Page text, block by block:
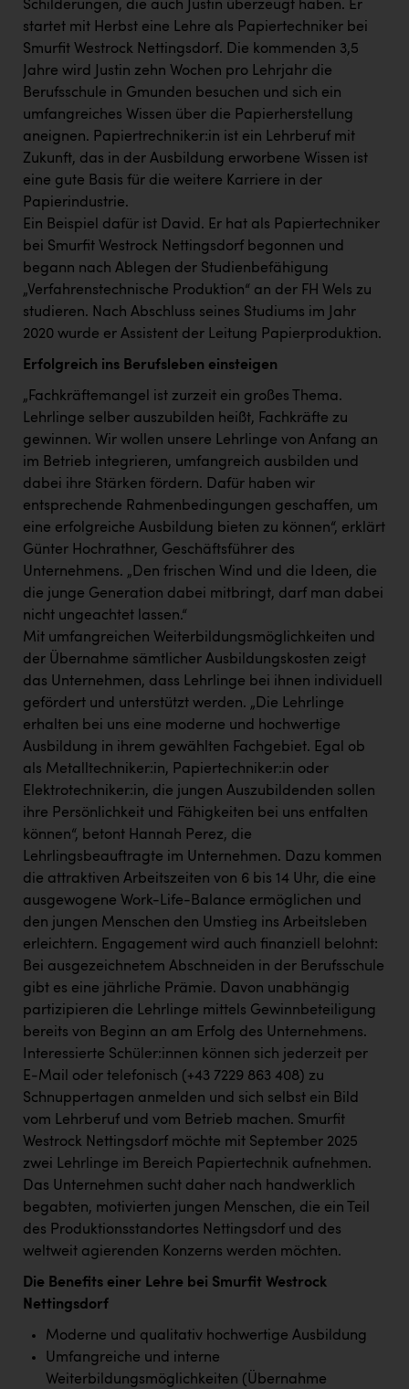
TCL
TRAILOMAT & Cycling Austria
VERITAS
Vier Diamanten
Vorlagenportal
Wir besiegen Krebs
Wirtschaftskammer OÖ
ZGONC
ZULuft - Zukunft Luft Austria
z.l.ö.
Österreichisches Hebammengremium
Wirtschaftskammer OÖ Energiehandel
Dopgas
kunden basics
kontakt
Schilderungen, die auch Justin überzeugt haben. Er
startet mit Herbst eine Lehre als Papiertechniker bei
Smurfit Westrock Nettingsdorf. Die kommenden 3,5
Jahre wird Justin zehn Wochen pro Lehrjahr die
Berufsschule in Gmunden besuchen und sich ein
umfangreiches Wissen über die Papierherstellung
aneignen. Papiertrechniker:in ist ein Lehrberuf mit
Zukunft, das in der Ausbildung erworbene Wissen ist
eine gute Basis für die weitere Karriere in der
Papierindustrie.
Ein Beispiel dafür ist David. Er hat als Papiertechniker
bei Smurfit Westrock Nettingsdorf begonnen und
begann nach Ablegen der Studienbefähigung
„Verfahrenstechnische Produktion“ an der FH Wels zu
studieren. Nach Abschluss seines Studiums im Jahr
2020 wurde er Assistent der Leitung Papierproduktion.
Erfolgreich ins Berufsleben einsteigen
„Fachkräftemangel ist zurzeit ein großes Thema.
Lehrlinge selber auszubilden heißt, Fachkräfte zu
gewinnen. Wir wollen unsere Lehrlinge von Anfang an
im Betrieb integrieren, umfangreich ausbilden und
dabei ihre Stärken fördern. Dafür haben wir
entsprechende Rahmenbedingungen geschaffen, um
eine erfolgreiche Ausbildung bieten zu können“, erklärt
Günter Hochrathner, Geschäftsführer des
Unternehmens. „Den frischen Wind und die Ideen, die
die junge Generation dabei mitbringt, darf man dabei
nicht ungeachtet lassen.“
Mit umfangreichen Weiterbildungsmöglichkeiten und
der Übernahme sämtlicher Ausbildungskosten zeigt
das Unternehmen, dass Lehrlinge bei ihnen individuell
gefördert und unterstützt werden. „Die Lehrlinge
erhalten bei uns eine moderne und hochwertige
Ausbildung in ihrem gewählten Fachgebiet. Egal ob
als Metalltechniker:in, Papiertechniker:in oder
Elektrotechniker:in, die jungen Auszubildenden sollen
ihre Persönlichkeit und Fähigkeiten bei uns entfalten
können“, betont Hannah Perez, die
Lehrlingsbeauftragte im Unternehmen. Dazu kommen
die attraktiven Arbeitszeiten von 6 bis 14 Uhr, die eine
ausgewogene Work-Life-Balance ermöglichen und
den jungen Menschen den Umstieg ins Arbeitsleben
erleichtern. Engagement wird auch finanziell belohnt:
Bei ausgezeichnetem Abschneiden in der Berufsschule
gibt es eine jährliche Prämie. Davon unabhängig
partizipieren die Lehrlinge mittels Gewinnbeteiligung
bereits von Beginn an am Erfolg des Unternehmens.
Interessierte Schüler:innen können sich jederzeit per
E-Mail oder telefonisch (+43 7229 863 408) zu
Schnuppertagen anmelden und sich selbst ein Bild
vom Lehrberuf und vom Betrieb machen. Smurfit
Westrock Nettingsdorf möchte mit September 2025
zwei Lehrlinge im Bereich Papiertechnik aufnehmen.
Das Unternehmen sucht daher nach handwerklich
begabten, motivierten jungen Menschen, die ein Teil
des Produktionsstandortes Nettingsdorf und des
weltweit agierenden Konzerns werden möchten.
Die Benefits einer Lehre bei Smurfit Westrock
Nettingsdorf
Moderne und qualitativ hochwertige Ausbildung
Umfangreiche und interne
Weiterbildungsmöglichkeiten (Übernahme